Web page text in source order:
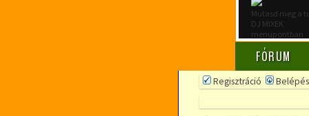
Mutasd meg a
DJ MIXEK
menüpontban
FÓRUM
Regisztráció Belépés